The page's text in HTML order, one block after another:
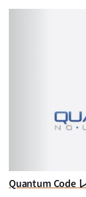
Quantum Code